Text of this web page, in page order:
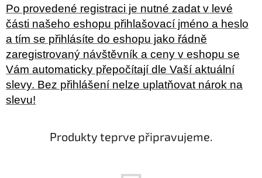
Po provedené registraci je nutné zadat v levé
části našeho eshopu přihlašovací jméno a heslo
a tím se přihlásíte do eshopu jako řádně
zaregistrovaný návštěvník a ceny v eshopu se
Vám automaticky přepočítají dle Vaší aktuální
slevy. Bez přihlášení nelze uplatňovat nárok na
slevu!
Produkty teprve připravujeme.